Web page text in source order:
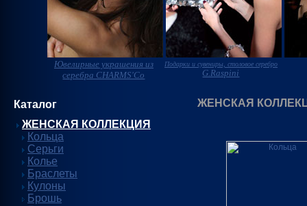
Ювелирные украшения из
серебра CHARMS'Co
Подарки и сувениры, столовое серебро
G.Raspini
Каталог
ЖЕНСКАЯ КОЛЛЕКЦИЯ
Кольца
Серьги
Колье
Браслеты
Кулоны
Брошь
ЖЕНСКАЯ